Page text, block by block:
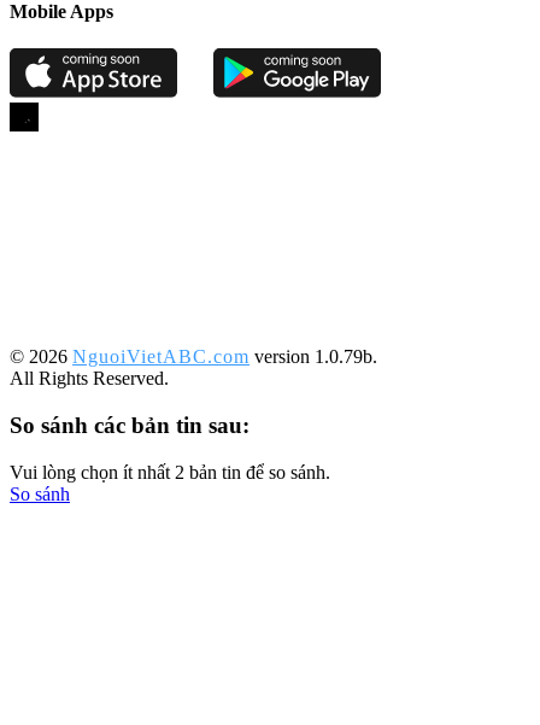
Mobile Apps
©️ 2026 NguoiVietABC.com version 1.0.79b.
All Rights Reserved.
So sánh các bản tin sau:
Vui lòng chọn ít nhất 2 bản tin để so sánh.
So sánh